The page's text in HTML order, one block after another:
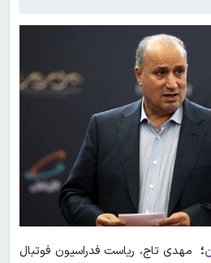
؛ مهدی تاج، ریاست فدراسیون فوتبال